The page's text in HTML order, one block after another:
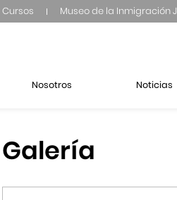
Cursos Museo de la Inmigración
Nosotros Noticias
Galería